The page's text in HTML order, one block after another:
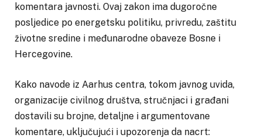
komentara javnosti. Ovaj zakon ima dugoročne
posljedice po energetsku politiku, privredu, zaštitu
životne sredine i međunarodne obaveze Bosne i
Hercegovine.
Kako navode iz Aarhus centra, tokom javnog uvida,
organizacije civilnog društva, stručnjaci i građani
dostavili su brojne, detaljne i argumentovane
komentare, uključujući i upozorenja da nacrt: